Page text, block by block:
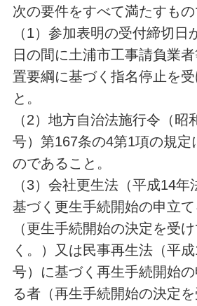
次の要件をすべて満たすもの
（1）参加表明の受付締切日
日の間に土浦市工事請負業
置要綱に基づく指名停止を受
と。
（2）地方自治法施行令（昭
号）第167条の4第1項の規定
のであること。
（3）会社更生法（平成14年
基づく更生手続開始の申立
（更生手続開始の決定を受
く。）又は民事再生法（平
号）に基づく再生手続開始
る者（再生手続開始の決定